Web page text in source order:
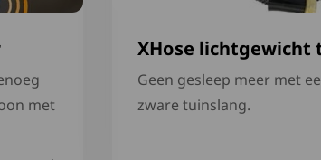
met
XHose lichtgewicht
Geen gesleep meer met
zware tuinslang.